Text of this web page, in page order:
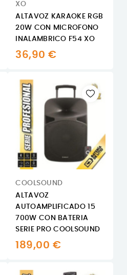
XO
ALTAVOZ KARAOKE RGB
20W CON MICROFONO
INALAMBRICO F54 XO
36,90 €
COOLSOUND
ALTAVOZ
AUTOAMPLIFICADO 15
700W CON BATERIA
SERIE PRO COOLSOUND
189,00 €